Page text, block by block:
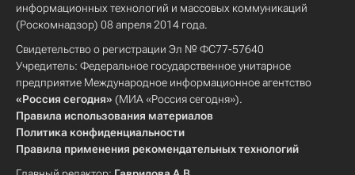
информационных технологий и массовых коммуникаций
(Роскомнадзор) 08 апреля 2014 года.
Свидетельство о регистрации Эл № ФС77-57640
Учредитель: Федеральное государственное унитарное
предприятие Международное информационное агентство
«Россия сегодня» (МИА «Россия сегодня»).
Правила использования материалов
Политика конфиденциальности
Правила применения рекомендательных технологий